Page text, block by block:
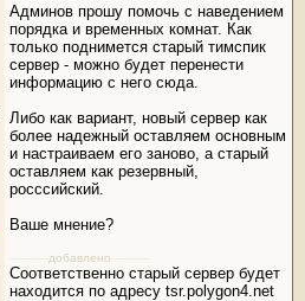
Админов прошу помочь с наведением
порядка и временных комнат. Как
только поднимется старый тимспик
сервер - можно будет перенести
информацию с него сюда.
Либо как вариант, новый сервер как
более надежный оставляем основным
и настраиваем его заново, а старый
оставляем как резервный,
росссийский.
Ваше мнение?
-----------добавлено-----------
Соответственно старый сервер будет
находится по адресу tsr.polygon4.net